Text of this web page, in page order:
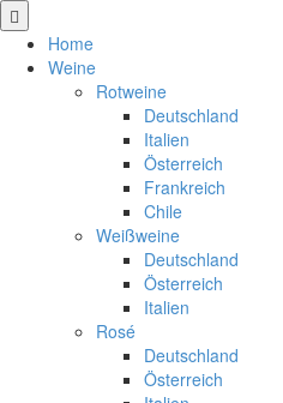
nach
oben Home
Weine
Rotweine
Deutschland
Italien
Österreich
Frankreich
Chile
Weißweine
Deutschland
Österreich
Italien
Rosé
Deutschland
Österreich